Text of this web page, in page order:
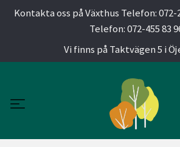
Kontakta oss på Växthus Telefon: 072-
Telefon: 072-455 83
Vi finns på Taktvägen 5 i